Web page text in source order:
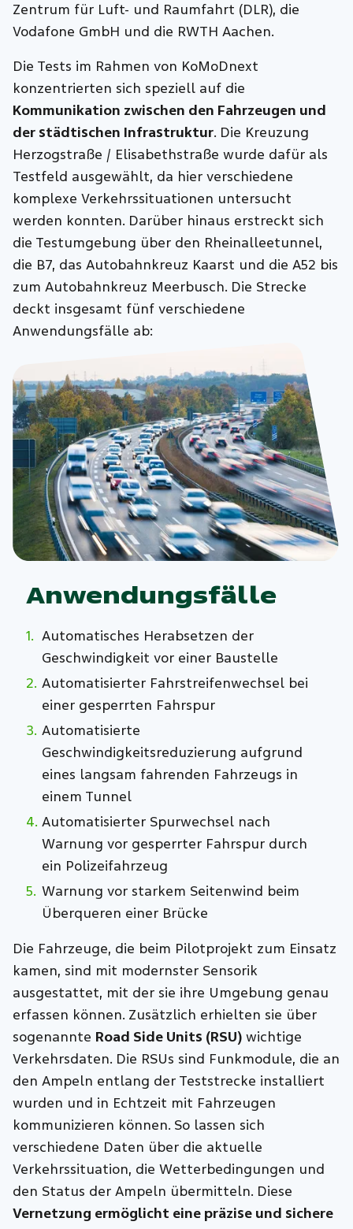
Zentrum für Luft- und Raumfahrt (DLR), die
Vodafone GmbH und die RWTH Aachen.
Die Tests im Rahmen von KoMoDnext
konzentrierten sich speziell auf die
Kommunikation zwischen den Fahrzeugen und
der städtischen Infrastruktur. Die Kreuzung
Herzogstraße / Elisabethstraße wurde dafür als
Testfeld ausgewählt, da hier verschiedene
komplexe Verkehrssituationen untersucht
werden konnten. Darüber hinaus erstreckt sich
die Testumgebung über den Rheinalleetunnel,
die B7, das Autobahnkreuz Kaarst und die A52 bis
zum Autobahnkreuz Meerbusch. Die Strecke
deckt insgesamt fünf verschiedene
Anwendungsfälle ab:
Anwendungsfälle
Automatisches Herabsetzen der
Geschwindigkeit vor einer Baustelle
Automatisierter Fahrstreifenwechsel bei
einer gesperrten Fahrspur
Automatisierte
Geschwindigkeitsreduzierung aufgrund
eines langsam fahrenden Fahrzeugs in
einem Tunnel
Automatisierter Spurwechsel nach
Warnung vor gesperrter Fahrspur durch
ein Polizeifahrzeug
Warnung vor starkem Seitenwind beim
Überqueren einer Brücke
Die Fahrzeuge, die beim Pilotprojekt zum Einsatz
kamen, sind mit modernster Sensorik
ausgestattet, mit der sie ihre Umgebung genau
erfassen können. Zusätzlich erhielten sie über
sogenannte Road Side Units (RSU) wichtige
Verkehrsdaten. Die RSUs sind Funkmodule, die an
den Ampeln entlang der Teststrecke installiert
wurden und in Echtzeit mit Fahrzeugen
kommunizieren können. So lassen sich
verschiedene Daten über die aktuelle
Verkehrssituation, die Wetterbedingungen und
den Status der Ampeln übermitteln. Diese
Vernetzung ermöglicht eine präzise und sichere